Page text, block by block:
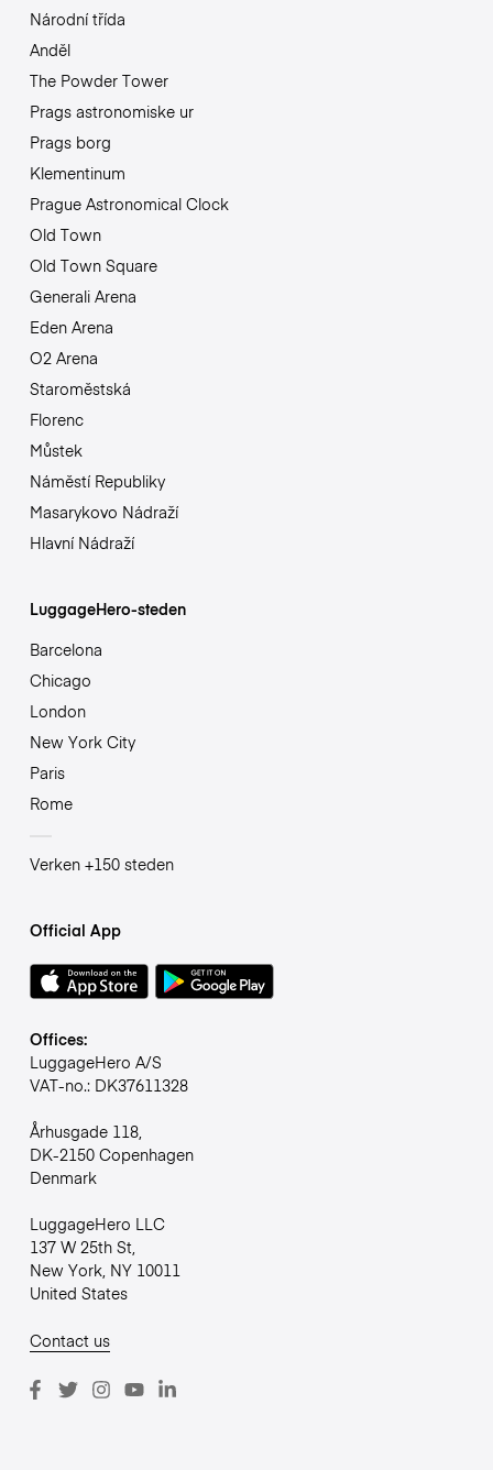
Národní třída
Anděl
The Powder Tower
Prags astronomiske ur
Prags borg
Klementinum
Prague Astronomical Clock
Old Town
Old Town Square
Generali Arena
Eden Arena
O2 Arena
Staroměstská
Florenc
Můstek
Náměstí Republiky
Masarykovo Nádraží
Hlavní Nádraží
LuggageHero-steden
Barcelona
Chicago
London
New York City
Paris
Rome
Verken +150 steden
Official App
Offices:
LuggageHero A/S
VAT-no.: DK37611328
Århusgade 118,
DK-2150 Copenhagen
Denmark
LuggageHero LLC
137 W 25th St,
New York, NY 10011
United States
Contact us